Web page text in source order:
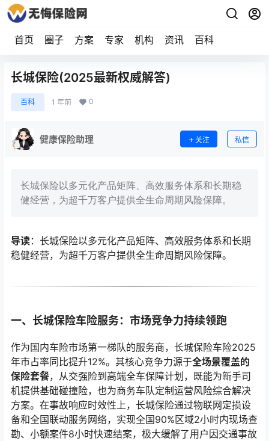
首页 圈子 方案 专家 机构 资讯 百科
长城保险(2025最新权威解答)
百科 1 年前 0
健康保险助理 关注 私信
长城保险以多元化产品矩阵、高效服务体系和长期稳
健经营，为超千万客户提供全生命周期风险保障。
导读：长城保险以多元化产品矩阵、高效服务体系和长期
稳健经营，为超千万客户提供全生命周期风险保障。
一、长城保险车险服务：市场竞争力持续领跑
作为国内车险市场第一梯队的服务商，长城保险车险2025
年市占率同比提升12%。其核心竞争力源于全场景覆盖的
保险套餐，从交强险到高端全车保障计划，既能为新手司
机提供基础碰撞险，也为商务车队定制运营风险综合解决
方案。在事故响应时效性上，长城保险通过物联网定损设
备和全国联动服务网络，实现全国90%区域2小时内现场查
勘、小额案件8小时快速结案，极大缓解了用户因交通事故